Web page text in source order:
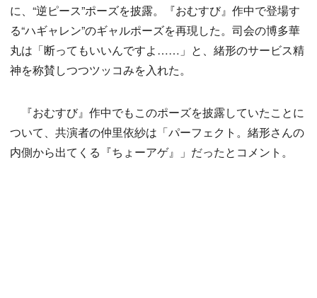
に、“逆ピース”ポーズを披露。『おむすび』作中で登場す
る“ハギャレン”のギャルポーズを再現した。司会の博多華
丸は「断ってもいいんですよ……」と、緒形のサービス精
神を称賛しつつツッコみを入れた。
『おむすび』作中でもこのポーズを披露していたことに
ついて、共演者の仲里依紗は「パーフェクト。緒形さんの
内側から出てくる『ちょーアゲ』」だったとコメント。